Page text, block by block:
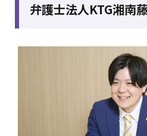
弁護士法人KTG湘南